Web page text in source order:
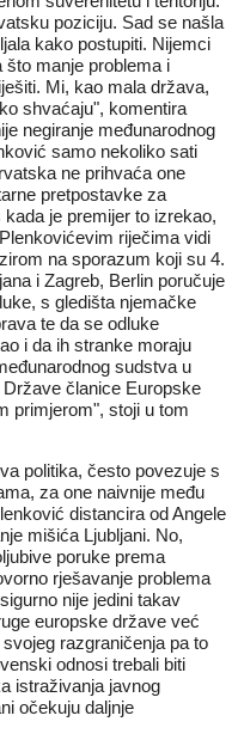
poziciju. Sad se našla
kako postupiti. Nijemci
manje problema i
Mi, kao mala država,
shvaćaju", komentira
negiranje međunarodnog
samo nekoliko sati
ne prihvaća one
pretpostavke za
je premijer to izrekao,
riječima vidi
na sporazum koji su 4.
i Zagreb, Berlin poručuje
s gledišta njemačke
te da se odluke
i da ih stranke moraju
sudstva u
članice Europske
primjerom", stoji u tom
politika, često povezuje s
za one naivnije među
distancira od Angele
mišića Ljubljani. No,
poruke prema
rješavanje problema
nije jedini takav
europske države već
razgraničenja pa to
odnosi trebali biti
istraživanja javnog
očekuju daljnje